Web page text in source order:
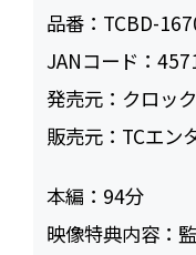
品番： TCBD-
JANコード：
発売元： クロッ
販売元： TCエン
本編： 94
映像特典内容：